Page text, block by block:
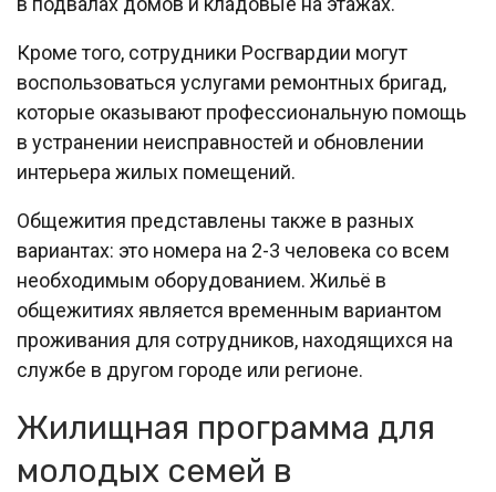
Кроме того, сотрудники Росгвардии могут
воспользоваться услугами ремонтных бригад,
которые оказывают профессиональную помощь
в устранении неисправностей и обновлении
интерьера жилых помещений.
Общежития представлены также в разных
вариантах: это номера на 2-3 человека со всем
необходимым оборудованием. Жильё в
общежитиях является временным вариантом
проживания для сотрудников, находящихся на
службе в другом городе или регионе.
Жилищная программа для
молодых семей в